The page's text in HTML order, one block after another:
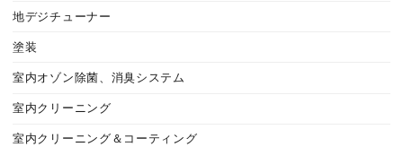
地デジチューナー
塗装
室内オゾン除菌、消臭システム
室内クリーニング
室内クリーニング＆コーティング